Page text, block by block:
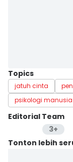
Topics
jatuh cinta
psikologi manusia
Editorial Team
3+
Editor
Tonton lebih